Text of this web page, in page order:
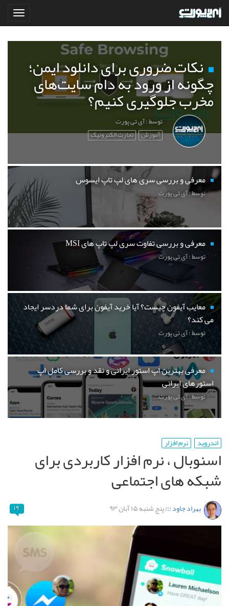
نکات ضروری برای دانلود ایمن؛
چگونه از ورود به دام سایت‌های
مخرب جلوگیری کنیم؟
توسط : آی تی پورت
آموزش تجارت الکترونیک
معرفی و بررسی سری های لپ تاپ ایسوس
توسط : آی تی پورت
معرفی و بررسی تفاوت سری لپ تاپ های MSI
توسط : آی تی پورت
معایب آیفون چیست؟ آیا خرید آیفون برای شما دردسر ایجاد
می کند؟
توسط : آی تی پورت
معرفی بهترین اپ استور ایرانی و نقد و بررسی کامل اپ
استورهای ایرانی
توسط : آی تی پورت
اندروید نرم افزار
اسنوبال ، نرم افزار کاربردی برای
شبکه های اجتماعی
بهراد جاود:::پنج شنبه ۱۵ آبان ۹۳ ۱۹